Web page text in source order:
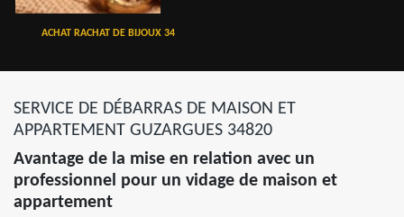
ACHAT RACHAT DE BIJOUX 34
SERVICE DE DÉBARRAS DE MAISON ET
APPARTEMENT GUZARGUES 34820
Avantage de la mise en relation avec un
professionnel pour un vidage de maison et
appartement